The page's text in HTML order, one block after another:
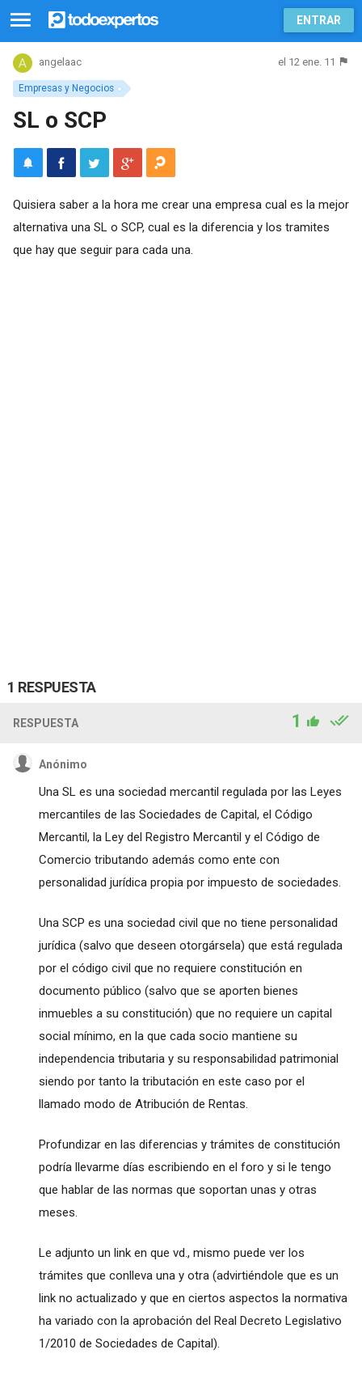
ENTRAR
Empresas y Negocios
angelaac el 12 ene. 11
SL o SCP
Quisiera saber a la hora me crear una empresa cual es la mejor
alternativa una SL o SCP, cual es la diferencia y los tramites
que hay que seguir para cada una.
1 RESPUESTA
RESPUESTA 1
Anónimo
Una SL es una sociedad mercantil regulada por las Leyes
mercantiles de las Sociedades de Capital, el Código
Mercantil, la Ley del Registro Mercantil y el Código de
Comercio tributando además como ente con
personalidad jurídica propia por impuesto de sociedades.
Una SCP es una sociedad civil que no tiene personalidad
jurídica (salvo que deseen otorgársela) que está regulada
por el código civil que no requiere constitución en
documento público (salvo que se aporten bienes
inmuebles a su constitución) que no requiere un capital
social mínimo, en la que cada socio mantiene su
independencia tributaria y su responsabilidad patrimonial
siendo por tanto la tributación en este caso por el
llamado modo de Atribución de Rentas.
Profundizar en las diferencias y trámites de constitución
podría llevarme días escribiendo en el foro y si le tengo
que hablar de las normas que soportan unas y otras
meses.
Le adjunto un link en que vd., mismo puede ver los
trámites que conlleva una y otra (advirtiéndole que es un
link no actualizado y que en ciertos aspectos la normativa
ha variado con la aprobación del Real Decreto Legislativo
1/2010 de Sociedades de Capital).